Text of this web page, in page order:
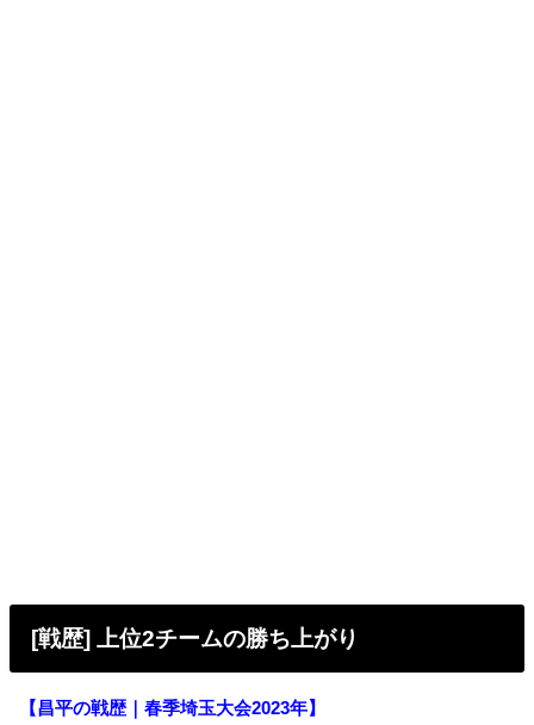
[戦歴] 上位2チームの勝ち上がり
【昌平の戦歴｜春季埼玉大会2023年】